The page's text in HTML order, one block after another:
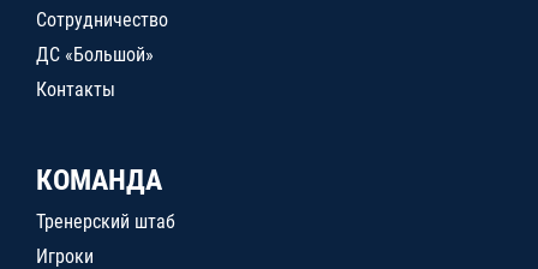
Сотрудничество
ДС «Большой»
Контакты
КОМАНДА
Тренерский штаб
Игроки